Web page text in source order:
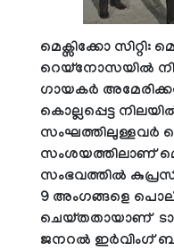
മെക്സിക്കോ സിറ്റി:
റെയ്നോസയിൽ
ഗായകർ
കൊല്ലപ്പെട്ട
സംഘത്തിലുള്ളവർ
സംശയത്തിലാണ്
സംഭവത്തിൽ
9 അംഗങ്ങളെ
ചെയ്തതായാണ്
ജനറൽ ഇർവിംഗ്